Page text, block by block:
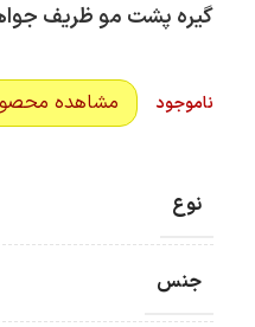
گیره پشت مو ظریف
ناموجود مشاهده
نوع
جنس